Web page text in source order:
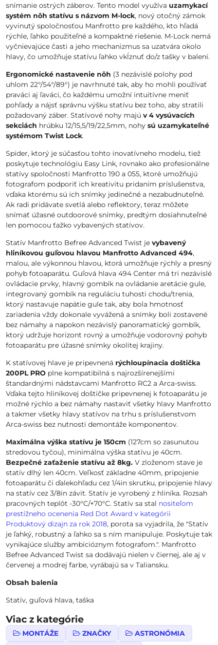
snímanie ostrých záberov. Tento model využíva uzamykací
systém nôh statívu s názvom M-lock, nový otočný zámok
vyvinutý spoločnosťou Manfrotto pre každého, kto hľadá
rýchle, ľahko použiteľné a kompaktné riešenie. M-Lock nemá
vyčnievajúce časti a jeho mechanizmus sa uzatvára okolo
hlavy, čo umožňuje statívu ľahko vkĺznuť do/z tašky v balení.
Ergonomické nastavenie nôh (3 nezávislé polohy pod
uhlom 22°/54°/89°) je navrhnuté tak, aby ho mohli používať
praváci aj ľaváci, čo každému umožní intuitívne meniť
pohľady a nájsť správnu výšku statívu bez toho, aby stratili
požadovaný záber. Statívové nohy majú v 4 vysúvacích
sekciách hrúbku 12/15,5/19/22,5mm, nohy sú uzamykateľné
systémom Twist Lock.
Spider, ktorý je súčasťou tohto inovatívneho modelu, tiež
poskytuje technológiu Easy Link, rovnako ako profesionálne
statívy spoločnosti Manfrotto 190 a 055, ktoré umožňujú
fotografom podporiť ich kreativitu pridaním príslušenstva,
vďaka ktorému sú ich snímky jedinečné a nezabudnuteľné.
Ak radi pridávate svetlá alebo reflektory, teraz môžete
snímať úžasné outdoorové snímky, predtým dosiahnuteľné
len pomocou ťažko vybavených statívov.
Statív Manfrotto Befree Advanced Twist je vybavený
hliníkovou guľovou hlavou Manfrotto Advanced 494,
malou, ale výkonnou hlavou, ktorá umožňuje rýchly a presný
pohyb fotoaparátu. Guľová hlava 494 Center má tri nezávislé
ovládacie prvky, hlavný gombík na ovládanie aretácie gule,
integrovaný gombík na reguláciu tuhosti chodu/trenia,
ktorý nastavuje napätie gule tak, aby bola hmotnosť
zariadenia vždy dokonale vyvážená a snímky boli zostavené
bez námahy a napokon nezávislý panoramatický gombík,
ktorý udržuje horizont rovný a umožňuje vodorovný pohyb
fotoaparátu pre úžasné snímky okolitej krajiny.
K statívovej hlave je pripevnená rýchloupínacia doštička
200PL PRO plne kompatibilná s najrozšírenejšími
štandardnými nádstavcami Manfrotto RC2 a Arca-swiss.
Vďaka tejto hliníkovej doštičke pripevnenej k fotoaparátu je
možné rýchlo a bez námahy nastaviť všetky hlavy Manfrotto
a takmer všetky hlavy statívov na trhu s príslušenstvom
Arca-swiss bez nutnosti demontáže komponentov.
Maximálna výška statívu je 150cm (127cm so zasunutou
stredovou tyčou), minimálna výška statívu je 40cm.
Bezpečné zaťaženie statívu až 8kg. V zloženom stave je
statív dlhý len 40cm. Veľkosť základne 40mm, pripojenie
fotoaparátu či ďalekohľadu cez 1/4in skrutku, pripojenie hlavy
na statív cez 3/8in závit. Statív je vyrobený z hliníka. Rozsah
pracovných teplôt -30°C/+70°C. Statív sa stal nositeľom
prestížneho ocenenia Red Dot Award v kategórii
Produktový dizajn za rok 2018, porota sa vyjadrila, že "Statív
je ľahký, robustný a ľahko sa s ním manipuluje. Poskytuje tak
vynikajúce služby ambicióznym fotografom.". Manfrotto
Befree Advanced Twist sa dodávajú nielen v čiernej, ale aj v
červenej a modrej farbe, vyrábajú sa v Taliansku.
Obsah balenia
Statív, guľová hlava, taška
Viac z kategórie
MONTÁŽE ZNAČKY ASTRONÓMIA